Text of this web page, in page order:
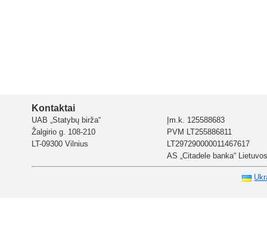
Kontaktai
UAB „Statybų birža“
Žalgirio g. 108-210
LT-09300 Vilnius
Įm.k. 125588683
PVM LT255886811
LT297290000011467617
AS „Citadele banka“